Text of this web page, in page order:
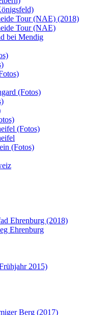
Tour (NAE) (2018)
Tour (NAE)
bei Mendig
(Fotos)
(Fotos)
(Fotos)
Ehrenburg (2018)
Ehrenburg
2015)
Berg (2017)